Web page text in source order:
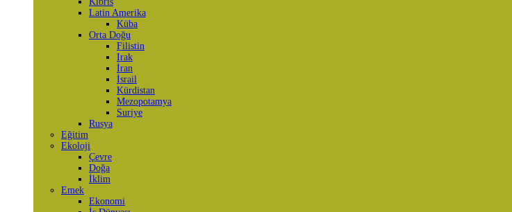
Latin Amerika
Küba
Orta Doğu
Filistin
Irak
İran
İsrail
Kürdistan
Mezopotamya
Suriye
Rusya
Eğitim
Ekoloji
Çevre
Doğa
İklim
Emek
Ekonomi